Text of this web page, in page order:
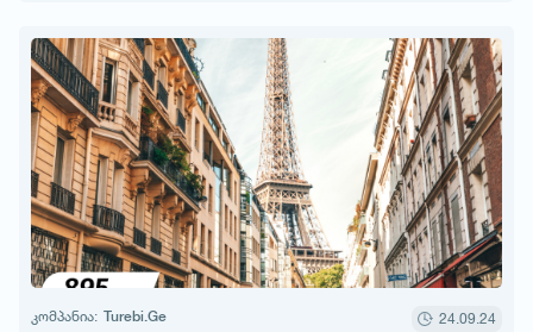
კომპანია: Turebi.Ge 24.09.24